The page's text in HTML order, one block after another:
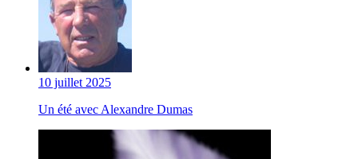
10 juillet 2025
Un été avec Alexandre Dumas